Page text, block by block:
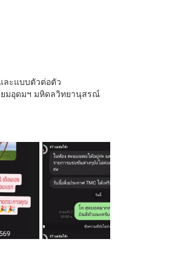
ะแบบตัวต่อตัว
ยมอุดมฯ มหิดลวิทยานุสรณ์